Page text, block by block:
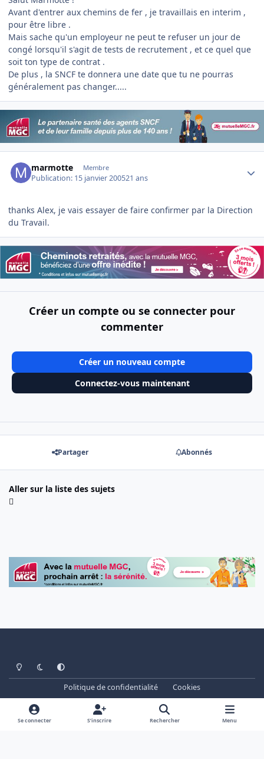
Avant d'entrer aux chemins de fer , je travaillais en interim ,
pour être libre .
Mais sache qu'un employeur ne peut te refuser un jour de
congé lorsqu'il s'agit de tests de recrutement , et ce quel que
soit ton type de contrat .
De plus , la SNCF te donnera une date que tu ne pourras
généralement pas changer.....
marmotte Membre
Publication: 15 janvier 200521 ans
thanks Alex, je vais essayer de faire confirmer par la Direction
du Travail.
Créer un compte ou se connecter pour
commenter
Créer un nouveau compte
Connectez-vous maintenant
Partager Abonnés
Aller sur la liste des sujets
Light ModeDark ModeSystem Preference
Politique de confidentialité
Cookies
www.cheminots.net - Forum Libre depuis 2003
Powered by
Invision Community
Se connecter S’inscrire Rechercher Menu